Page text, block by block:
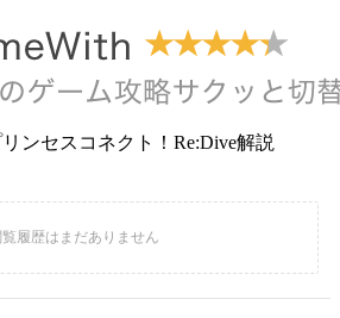
ンセスコネクト！Re:Dive解説